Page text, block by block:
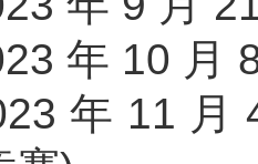
年 10 月
年 11 月